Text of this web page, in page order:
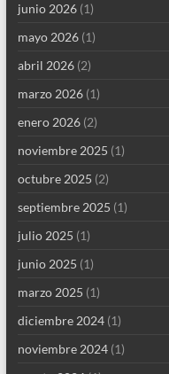
junio 2026(1)
mayo 2026(1)
abril 2026(2)
marzo 2026(1)
enero 2026(2)
noviembre 2025 (1)
octubre 2025 (2)
septiembre 2025 (1)
julio 2025 (1)
junio 2025 (1)
marzo 2025 (1)
diciembre 2024(1)
noviembre 2024(1)